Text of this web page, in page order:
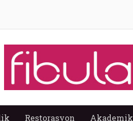
Restorasyon Akademik